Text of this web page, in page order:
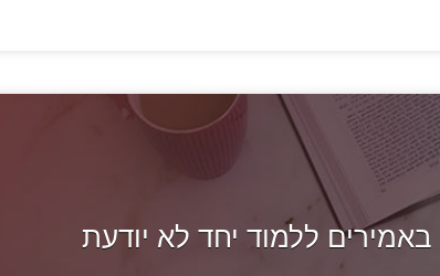
ללמוד יחד לא יודעת